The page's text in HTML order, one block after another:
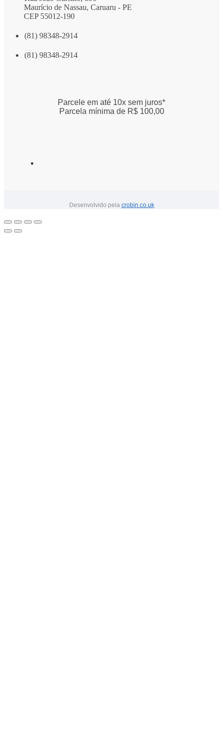
Maurício de Nassau, Caruaru - PE
CEP 55012-190
(81) 98348-2914
(81) 98348-2914
Parcele em até 10x sem juros*
Parcela mínima de R$ 100,00
Desenvolvido pela crobin.co.uk